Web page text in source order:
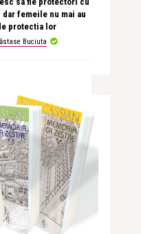
femeile nu mai au
protectia lor
Buciuta